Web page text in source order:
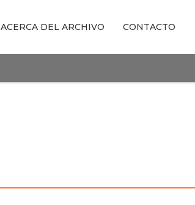
ACERCA DEL ARCHIVO CONTACTO